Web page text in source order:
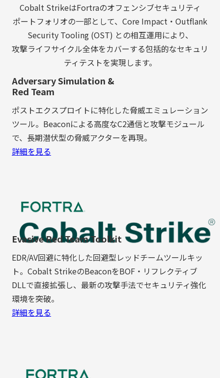
Cobalt StrikeはFortraのオフェンシブセキュリティ
ポートフォリオの一部として、Core Impact・Outflank
Security Tooling (OST) との相互運用により、
攻撃ライフサイクル全体をカバーする包括的なセキュリ
ティテストを実現します。
Adversary Simulation &
Red Team
ポストエクスプロイトに特化した脅威エミュレーション
ツール。Beaconによる高度なC2通信と攻撃モジュール
で、長期潜伏型の脅威アクターを再現。
詳細を見る
Evasive Red Team Toolkit
EDR/AV回避に特化した回避型レッドチームツールキッ
ト。Cobalt StrikeのBeaconをBOF・リフレクティブ
DLLで直接拡張し、最新の攻撃手法でセキュリティ強化
環境を突破。
詳細を見る